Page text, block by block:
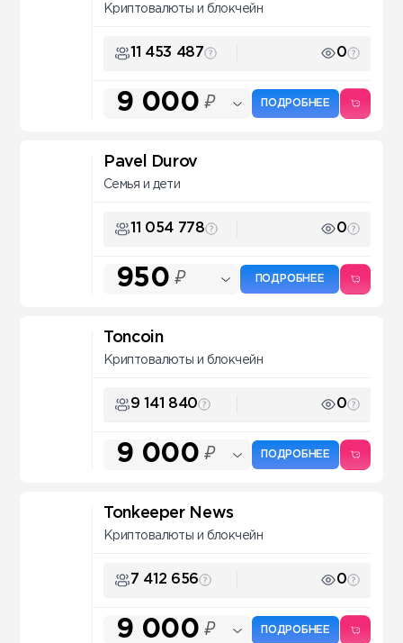
Криптовалюты и блокчейн
11 453 487 0
9 000 ₽ ПОДРОБНЕЕ
Pavel Durov
Семья и дети
11 054 778 0
950 ₽ ПОДРОБНЕЕ
Toncoin
Криптовалюты и блокчейн
9 141 840 0
9 000 ₽ ПОДРОБНЕЕ
Tonkeeper News
Криптовалюты и блокчейн
7 412 656 0
9 000 ₽ ПОДРОБНЕЕ